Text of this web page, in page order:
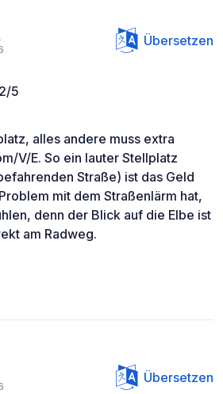
Übersetzen
2/5
alles andere muss extra
V/E. So ein lauter Stellplatz
Straße) ist das Geld
mit dem Straßenlärm hat,
denn der Blick auf die Elbe ist
am Radweg.
Übersetzen